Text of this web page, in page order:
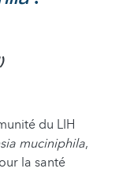
du LIH
muciniphila,
la santé